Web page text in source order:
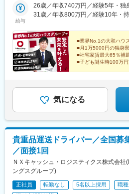
昭和町通駅、上塩屋駅、あおば通
宿駅(東京メトロ)、立川北駅、多摩
駅、京成船橋駅、井野駅(千葉県)
駅、日吉町駅、妙音通駅、灘駅、
町駅、中百舌鳥駅、海老江駅、草
駅、屋島駅、天神南駅、桜並木駅、
可能です。 詳しくは採用担当まで
道府県の各拠点に配属させていた
町駅、綾瀬駅、瑞江駅、南大沢駅
(東京都)、東久留米駅、新高島駅、
浦和駅、川越駅、熊谷駅、川口駅
駅、武蔵藤沢駅、八潮駅、北上尾
本八幡駅(総武線)、西船橋駅、祇園
井駅、流山おおたかの森駅、水戸
駅、宇都宮駅、鶴田駅、小山駅、
信濃荒井駅、広貫堂前駅、高岡駅
別院駅、敦賀駅、ささしまライブ
戦場駅、市役所前駅(愛知県)、岡
津駅、枚方公園駅、久宝寺駅、貿
駅(兵庫県)、甲子園口駅、竹田駅(
駅、和歌山駅、湖山駅、後藤駅、
駅、東山・おかでんミュージアム
駅、周防花岡駅、二軒屋駅、伏石
給与
26歳／年収740万円／経験5年・独
31歳／年収800万円／経験10年・
■業界No.1の大和ハウ
■月1万5000円の独身寮
■社宅家賃最大65％補
■子ども誕生時100万円
顧客に寄り添い、深い
気になる
貴重品運送ドライバー／全国募
／面接1回
ＮＸキャッシュ・ロジスティクス株式会
ングスグループ)
正社員 転勤なし 5名以上採用
職